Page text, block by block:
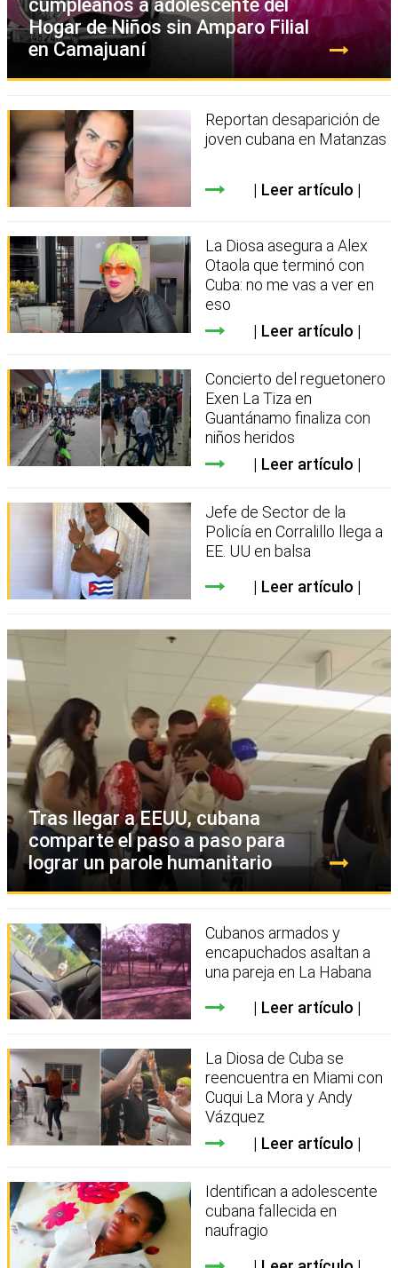
cumpleaños a adolescente del
Hogar de Niños sin Amparo Filial
en Camajuaní
Reportan desaparición de
joven cubana en Matanzas
Leer artículo
La Diosa asegura a Alex
Otaola que terminó con
Cuba: no me vas a ver en
eso
Leer artículo
Concierto del reguetonero
Exen La Tiza en
Guantánamo finaliza con
niños heridos
Leer artículo
Jefe de Sector de la
Policía en Corralillo llega a
EE. UU en balsa
Leer artículo
Tras llegar a EEUU, cubana
comparte el paso a paso para
lograr un parole humanitario
Cubanos armados y
encapuchados asaltan a
una pareja en La Habana
Leer artículo
La Diosa de Cuba se
reencuentra en Miami con
Cuqui La Mora y Andy
Vázquez
Leer artículo
Identifican a adolescente
cubana fallecida en
naufragio